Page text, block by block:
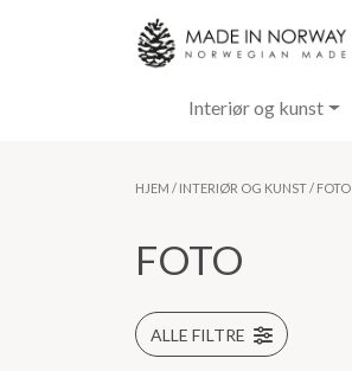
Interiør og kunst
HJEM / INTERIØR OG KUNST/ FOTO
FOTO
ALLE FILTRE